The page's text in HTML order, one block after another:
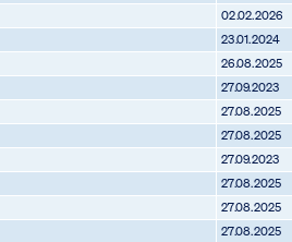
02.02.2026
23.01.2024
26.08.2025
27.09.2023
27.08.2025
27.08.2025
27.09.2023
27.08.2025
27.08.2025
27.08.2025